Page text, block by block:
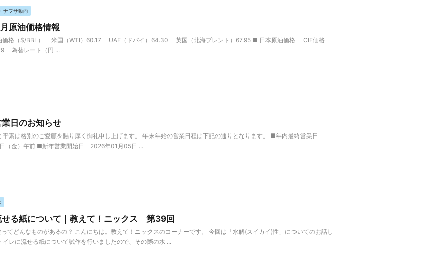
ナフサ動向
原油価格情報
価格（$/BBL） 米国（WTI）60.17 UAE（ドバイ）64.30 英国（北海ブレント）67.95 ■ 日本原油価格 CIF価格
為替レート（円 ...
日のお知らせ
素は格別のご愛顧を賜り厚く御礼申し上げます。 年末年始の営業日程は下記の通りとなります。 ■年内最終営業日
（金）午前 ■新年営業開始日 2026年01月05日 ...
せる紙について｜教えて！ニックス 第39回
てどんなものがあるの？ こんにちは。教えて！ニックスのコーナーです。 今回は「水解(スイカイ)性」についてのお話し
イレに流せる紙について試作を行いましたので、その際の水 ...